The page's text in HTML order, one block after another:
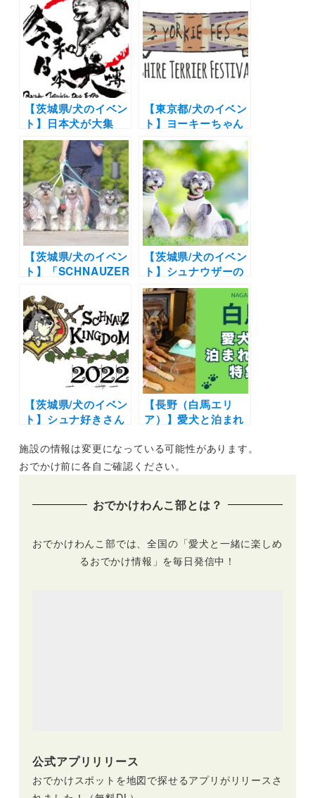
くお買い物やBBQや
名刺交換会もあるよ
「 Dachshund
Festival 2022 –」
（イーノの森 Dog
Garden）11月23日
（水・祝）
「ピンフェス2021 –
Miniature
Pinscher Festival
-」（こもれび森のイ
バライド）11/21開
【茨城県/犬のイベン
ト】日本犬が大集
合！柴犬や秋田犬の
わんこ集まれ♪「令
和日本犬博2021 –
REIWA Japanese
Dog EXPO –」（こ
もれび森のイバライ
ド）11/7開催
【東京都/犬のイベン
ト】ヨーキーちゃん
集まれ！マルシェや
ドッグランの他に楽
しいステージイベン
トも盛りだくさん！
「ヨーキーフェス
2022」（イーノの森
Dog Garden）5/22
開催
【茨城県/犬のイベン
ト】「SCHNAUZER
れみの森のイバライ
ド）
【茨城県/犬のイベン
ト】シュナウザーの
祭典！ドッグレース
やマーケットも
♪「Schnauzer
KINGDOM 2021
Christmas Party」
（こもれび森のイバ
ライド）12/19開催
【茨城県/犬のイベン
ト】シュナ好きさん
やタイムレースも！
「シュナウザーキン
ド）5/15開催 | 他の
【長野（白馬エリ
ア）】愛犬と泊まれ
のリゾートホテルか
らペットフレンドリ
かけレポートあり）
施設の情報は変更になっている可能性があります。
おでかけ前に各自ご確認ください。
おでかけわんこ部とは？
おでかけわんこ部では、全国の「愛犬と一緒に楽しめ
るおでかけ情報」を毎日発信中！
公式アプリリリース
おでかけスポットを地図で探せるアプリがリリースさ